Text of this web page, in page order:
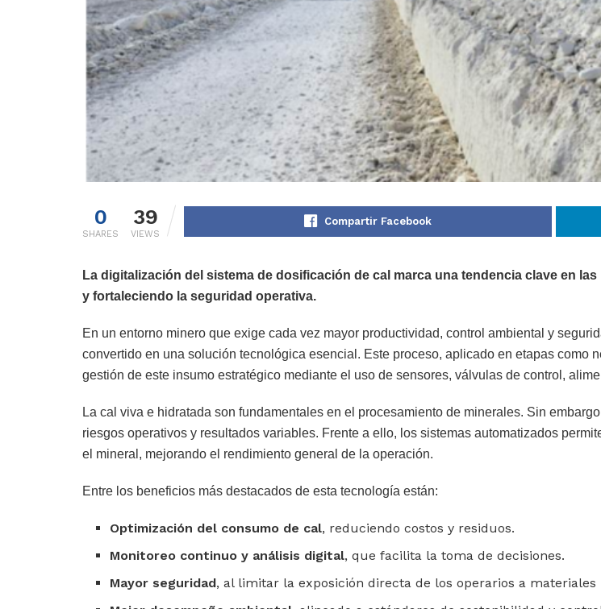
0
SHARES
39
VIEWS
Compartir Facebook
La digitalización del sistema de dosificación de cal marca una tendencia clave en
y fortaleciendo la seguridad operativa.
En un entorno minero que exige cada vez mayor productividad, control ambiental y
convertido en una solución tecnológica esencial. Este proceso, aplicado en etapas como
gestión de este insumo estratégico mediante el uso de sensores, válvulas de control,
La cal viva e hidratada son fundamentales en el procesamiento de minerales. Sin
riesgos operativos y resultados variables. Frente a ello, los sistemas automatizados
el mineral, mejorando el rendimiento general de la operación.
Entre los beneficios más destacados de esta tecnología están:
Optimización del consumo de cal, reduciendo costos y residuos.
Monitoreo continuo y análisis digital, que facilita la toma de decisiones.
Mayor seguridad, al limitar la exposición directa de los operarios a materiales